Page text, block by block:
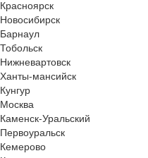
Красноярск
Новосибирск
Барнаул
Тобольск
Нижневартовск
Ханты-мансийск
Кунгур
Москва
Каменск-Уральский
Первоуральск
Кемерово